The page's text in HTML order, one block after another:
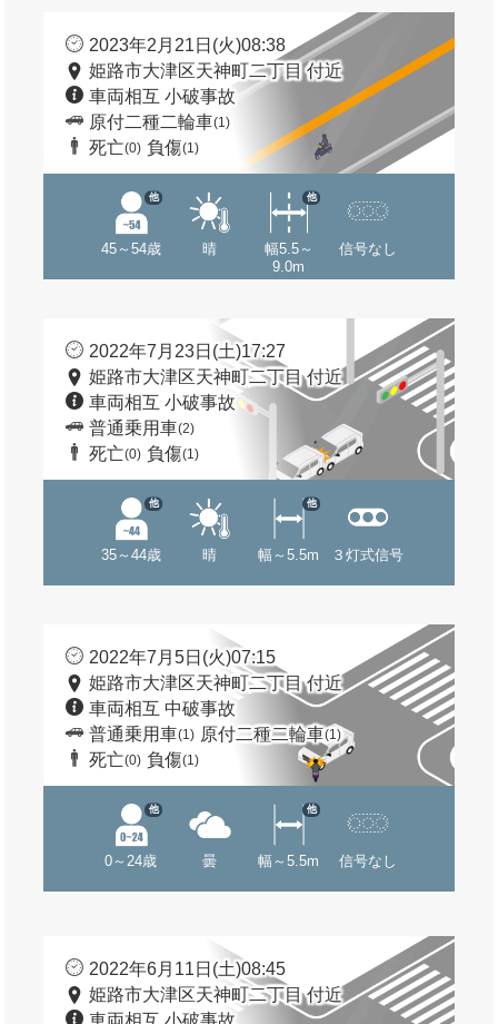
2023年2月21日(火)08:38
姫路市大津区天神町二丁目 付近
車両相互 小破事故
原付二種二輪車(1)
死亡(0) 負傷(1)
45～54歳
他
晴
幅5.5～
9.0m
他
信号なし
2022年7月23日(土)17:27
姫路市大津区天神町二丁目 付近
車両相互 小破事故
普通乗用車(2)
死亡(0) 負傷(1)
35～44歳
他
晴 幅～5.5m
他
３灯式信号
2022年7月5日(火)07:15
姫路市大津区天神町二丁目 付近
車両相互 中破事故
普通乗用車(1) 原付二種二輪車(1)
死亡(0) 負傷(1)
0～24歳
他
曇 幅～5.5m
他
信号なし
2022年6月11日(土)08:45
姫路市大津区天神町二丁目 付近
車両相互 小破事故